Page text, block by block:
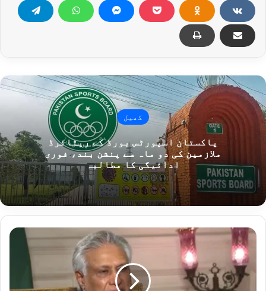
کھیل
پاکستان اسپورٹس بورڈ کے ریٹائرڈ
ملازمین کی دو ماہ سے پنشن بند، فوری
ادائیگی کا مطالبہ
اسلام
آباد
مفاہمتی
یادداشت
مستقبل